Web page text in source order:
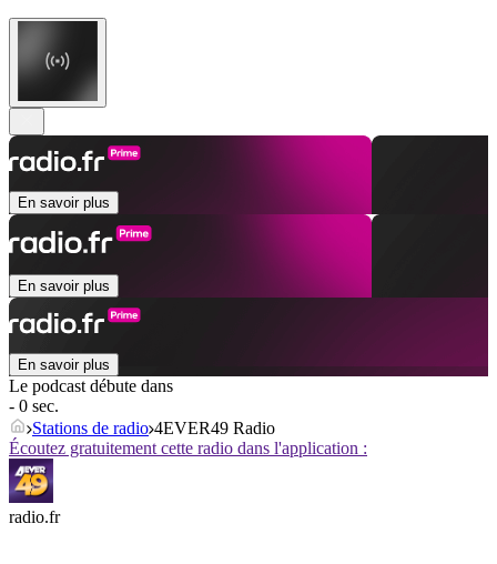
En savoir plus
En savoir plus
En savoir plus
Le podcast débute dans
- 0 sec.
Stations de radio 4EVER49 Radio
Écoutez gratuitement cette radio dans l'application :
radio.fr